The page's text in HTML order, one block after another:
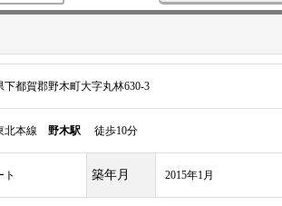
下都賀郡野木町大字丸林630-3
北本線 野木駅 徒歩10分
ト 築年月 2015年1月